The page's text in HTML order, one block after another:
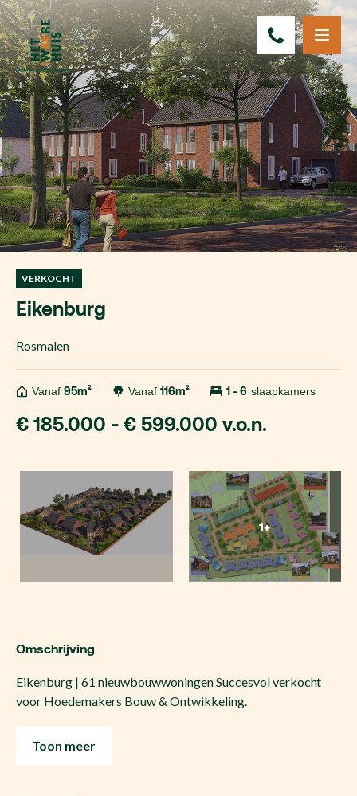
VERKOCHT
Eikenburg
Rosmalen
Vanaf 95m² Vanaf 116m² 1 - 6 slaapkamers
€ 185.000 - € 599.000 v.o.n.
1+
Omschrijving
Eikenburg | 61 nieuwbouwwoningen Succesvol verkocht
voor Hoedemakers Bouw & Ontwikkeling.
Toon meer